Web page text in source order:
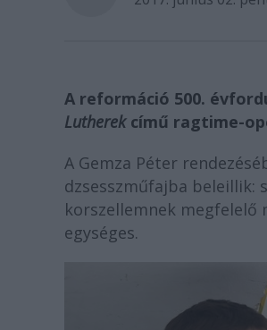
A reformáció 500.
Lutherekcímű ragtime-
A Gemza Péter
dzsesszműfajba beleillik:
korszellemnek megfelelő
egységes.